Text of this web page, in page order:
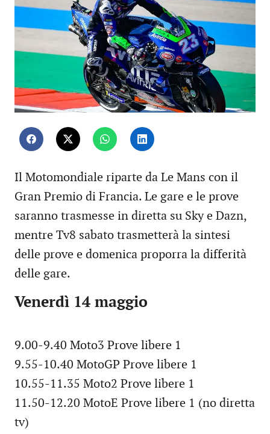
Il Motomondiale riparte da Le Mans con il
Gran Premio di Francia. Le gare e le prove
saranno trasmesse in diretta su Sky e Dazn,
mentre Tv8 sabato trasmetterà la sintesi
delle prove e domenica proporra la differità
delle gare.
Venerdì 14 maggio
9.00-9.40 Moto3 Prove libere 1
9.55-10.40 MotoGP Prove libere 1
10.55-11.35 Moto2 Prove libere 1
11.50-12.20 MotoE Prove libere 1 (no diretta
tv)